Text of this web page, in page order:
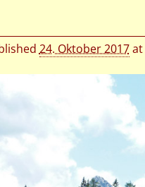
24. Oktober 2017at